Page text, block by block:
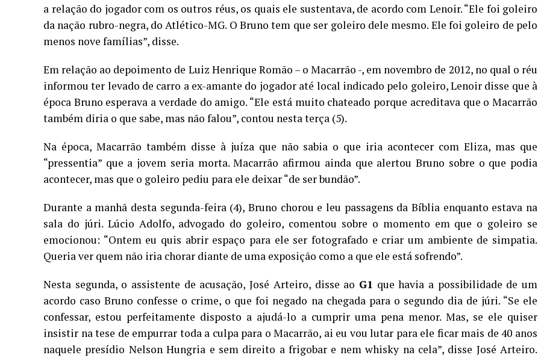
a relação do jogador com os outros réus, os quais ele sustentava, de acordo com Lenoir. “Ele foi goleiro
da nação rubro-negra, do Atlético-MG. O Bruno tem que ser goleiro dele mesmo. Ele foi goleiro de pelo
menos nove famílias”, disse.
Em relação ao depoimento de Luiz Henrique Romão – o Macarrão -, em novembro de 2012, no qual o réu
informou ter levado de carro a ex-amante do jogador até local indicado pelo goleiro, Lenoir disse que à
época Bruno esperava a verdade do amigo. “Ele está muito chateado porque acreditava que o Macarrão
também diria o que sabe, mas não falou”, contou nesta terça (5).
Na época, Macarrão também disse à juíza que não sabia o que iria acontecer com Eliza, mas que
“pressentia” que a jovem seria morta. Macarrão afirmou ainda que alertou Bruno sobre o que podia
acontecer, mas que o goleiro pediu para ele deixar “de ser bundão”.
Durante a manhã desta segunda-feira (4), Bruno chorou e leu passagens da Bíblia enquanto estava na
sala do júri. Lúcio Adolfo, advogado do goleiro, comentou sobre o momento em que o goleiro se
emocionou: “Ontem eu quis abrir espaço para ele ser fotografado e criar um ambiente de simpatia.
Queria ver quem não iria chorar diante de uma exposição como a que ele está sofrendo”.
Nesta segunda, o assistente de acusação, José Arteiro, disse ao G1 que havia a possibilidade de um
acordo caso Bruno confesse o crime, o que foi negado na chegada para o segundo dia de júri. “Se ele
confessar, estou perfeitamente disposto a ajudá-lo a cumprir uma pena menor. Mas, se ele quiser
insistir na tese de empurrar toda a culpa para o Macarrão, ai eu vou lutar para ele ficar mais de 40 anos
naquele presídio Nelson Hungria e sem direito a frigobar e nem whisky na cela”, disse José Arteiro.